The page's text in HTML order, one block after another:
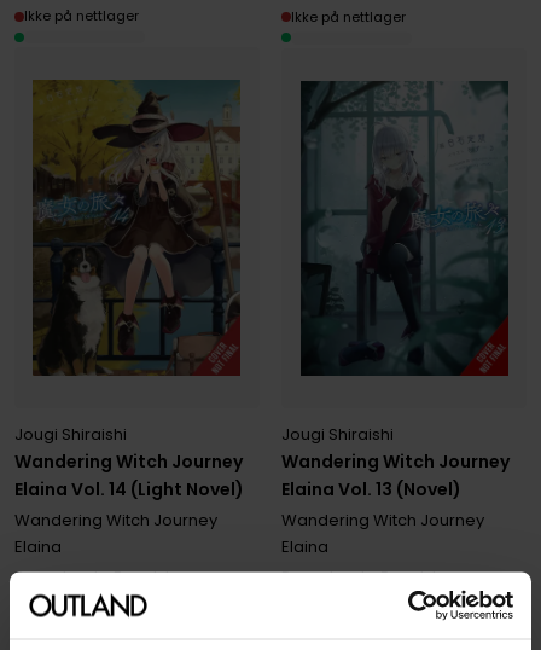
Wandering Witch Journey
Elaina Vol. 14 (Light Novel)
Jougi Shiraishi
Wandering Witch Journey
Elaina
Paperback · Engelsk
Ikke på nettlager
Wandering Witch Journey
Elaina Vol. 13 (Novel)
Jougi Shiraishi
Wandering Witch Journey
Elaina
Paperback · Engelsk
Ikke på nettlager